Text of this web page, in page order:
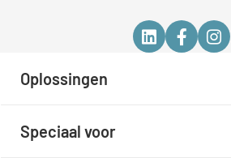
Oplossingen
Speciaal voor